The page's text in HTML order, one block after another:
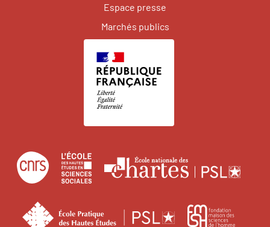
Espace presse
Marchés publics
Centre
national
la
École
des
études
École